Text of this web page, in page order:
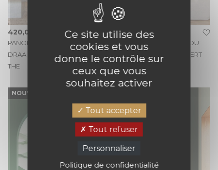
PANORAMIQUE VALLEE DU
DRAA VINYLE 200X310 VERT
THE
420,00 €
PANORAMIQUE VALLEE DU
DRAA VINYLE 200X250 VERT
340,00 €
NOUVEAUTÉ
Ce site utilise des
cookies et vous
donne le contrôle sur
ceux que vous
souhaitez activer
Tout accepter
Tout refuser
Personnaliser
Politique de confidentialité